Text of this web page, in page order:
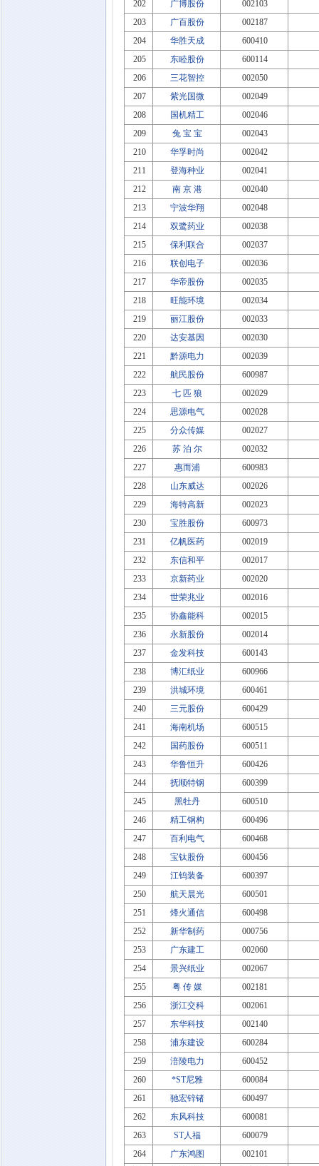
202 广博股份
002103
203
广百股份
002187
204
华胜天成
600410
205
东睦股份
600114
206
三花智控
002050
207
紫光国微
002049
208
国机精工
002046
209
兔 宝 宝
002043
210
华孚时尚
002042
211
登海种业
002041
212
南 京 港
002040
213
宁波华翔
002048
214
双鹭药业
002038
215
保利联合
002037
216
联创电子
002036
217
华帝股份
002035
218
旺能环境
002034
219
丽江股份
002033
220
达安基因
002030
221
黔源电力
002039
222
航民股份
600987
223
七 匹 狼
002029
224
思源电气
002028
225
分众传媒
002027
226
苏 泊 尔
002032
227
惠而浦
600983
228
山东威达
002026
229
海特高新
002023
230
宝胜股份
600973
231
亿帆医药
002019
232
东信和平
002017
233
京新药业
002020
234
世荣兆业
002016
235
协鑫能科
002015
236
永新股份
002014
237
金发科技
600143
238
博汇纸业
600966
239
洪城环境
600461
240
三元股份
600429
241
海南机场
600515
242
国药股份
600511
243
华鲁恒升
600426
244
抚顺特钢
600399
245
黑牡丹
600510
246
精工钢构
600496
247
百利电气
600468
248
宝钛股份
600456
249
江钨装备
600397
250
航天晨光
600501
251
烽火通信
600498
252
新华制药
000756
253
广东建工
002060
254
景兴纸业
002067
255
粤 传 媒
002181
256
浙江交科
002061
257
东华科技
002140
258
浦东建设
600284
259
涪陵电力
600452
260
*ST尼雅
600084
261
驰宏锌锗
600497
262
东风科技
600081
263
ST人福
600079
264
广东鸿图
002101